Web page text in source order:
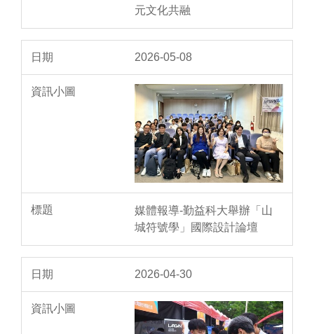
元文化共融
2026-05-08
媒體報導-勤益科大舉辦「山
城符號學」國際設計論壇
2026-04-30